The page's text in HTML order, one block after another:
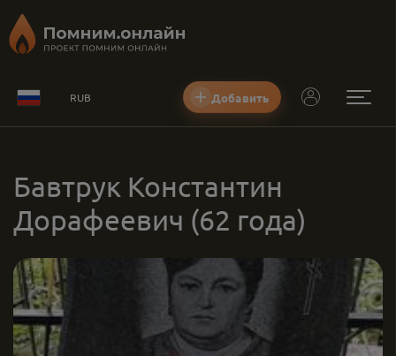
RUB Добавить
Бавтрук Константин
Дорафеевич (62 года)